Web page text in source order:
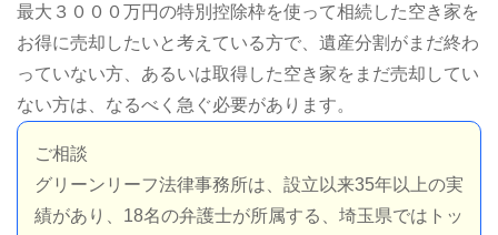
最大３０００万円の特別控除枠を使って相続した空き家を
お得に売却したいと考えている方で、遺産分割がまだ終わ
っていない方、あるいは取得した空き家をまだ売却してい
ない方は、なるべく急ぐ必要があります。
ご相談
グリーンリーフ法律事務所は、設立以来35年以上の実
績があり、18名の弁護士が所属する、埼玉県ではトッ